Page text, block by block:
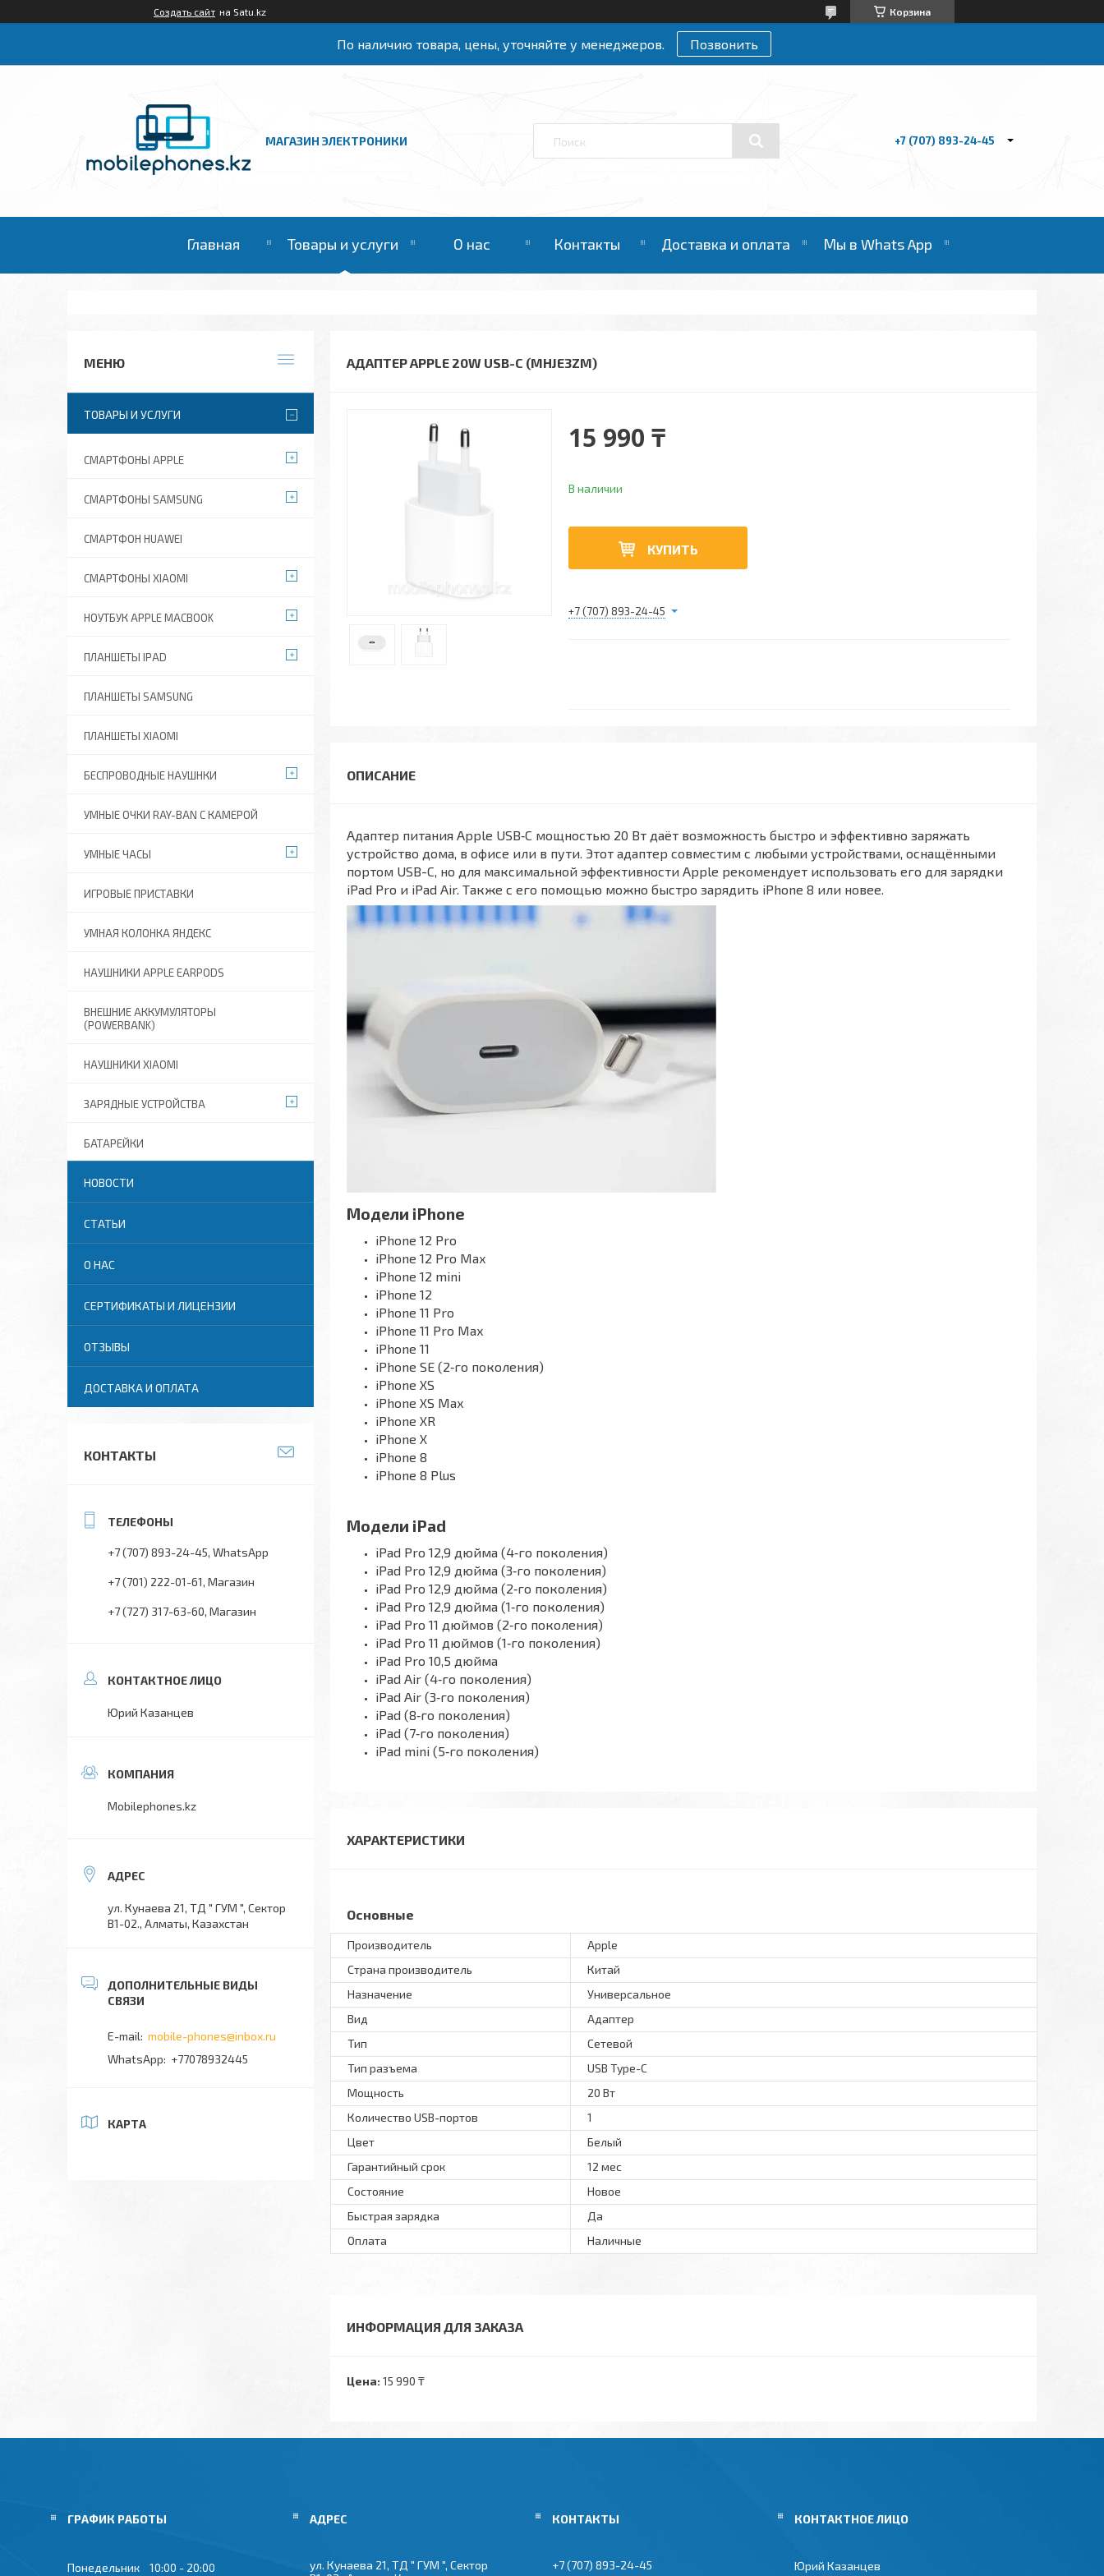
Создать сайт на Satu.kz Корзина
По наличию товара, цены, уточняйте у менеджеров. Позвонить
МАГАЗИН ЭЛЕКТРОНИКИ +7 (707) 893-24-45
Главная Товары и услуги О нас Контакты Доставка и оплата Мы в Whats App
АДАПТЕР APPLE 20W USB-C (MHJE3ZM)
15 990 ₸
В наличии
КУПИТЬ
+7 (707) 893-24-45
Адаптер питания Apple USB‑C мощностью 20 Вт даёт возможность быстро и эффективно заряжать
устройство дома, в офисе или в пути. Этот адаптер совместим с любыми устройствами, оснащёнными
портом USB-C, но для максимальной эффективности Apple рекомендует использовать его для зарядки
iPad Pro и iPad Air. Также с его помощью можно быстро зарядить iPhone 8 или новее.
Модели iPhone
iPhone 12 Pro
iPhone 12 Pro Max
iPhone 12 mini
iPhone 12
iPhone 11 Pro
iPhone 11 Pro Max
iPhone 11
iPhone SE (2‑го поколения)
iPhone XS
iPhone XS Max
iPhone XR
iPhone X
iPhone 8
iPhone 8 Plus
Модели iPad
iPad Pro 12,9 дюйма (4‑го поколения)
iPad Pro 12,9 дюйма (3‑го поколения)
iPad Pro 12,9 дюйма (2‑го поколения)
iPad Pro 12,9 дюйма (1‑го поколения)
iPad Pro 11 дюймов (2‑го поколения)
iPad Pro 11 дюймов (1‑го поколения)
iPad Pro 10,5 дюйма
iPad Air (4‑го поколения)
iPad Air (3‑го поколения)
iPad (8‑го поколения)
iPad (7‑го поколения)
iPad mini (5‑го поколения)
ХАРАКТЕРИСТИКИ
Основные
Производитель
Apple
Страна производитель
Китай
Назначение
Универсальное
Вид
Адаптер
Тип
Сетевой
Тип разъема
USB Type-C
Мощность
20 Вт
Количество USB-портов
1
Цвет
Белый
Гарантийный срок
12 мес
Состояние
Новое
Быстрая зарядка
Да
Оплата
Наличные
ИНФОРМАЦИЯ ДЛЯ ЗАКАЗА
Цена: 15 990 ₸
ТОВАРЫ И УСЛУГИ
СМАРТФОНЫ APPLE
СМАРТФОНЫ SAMSUNG
СМАРТФОН HUAWEI
СМАРТФОНЫ XIAOMI
НОУТБУК APPLE MACBOOK
ПЛАНШЕТЫ IPAD
ПЛАНШЕТЫ SAMSUNG
ПЛАНШЕТЫ XIAOMI
БЕСПРОВОДНЫЕ НАУШНКИ
УМНЫЕ ОЧКИ RAY-BAN C КАМЕРОЙ
УМНЫЕ ЧАСЫ
ИГРОВЫЕ ПРИСТАВКИ
УМНАЯ КОЛОНКА ЯНДЕКС
НАУШНИКИ APPLE EARPODS
ВНЕШНИЕ АККУМУЛЯТОРЫ
(POWERBANK)
НАУШНИКИ XIAOMI
ЗАРЯДНЫЕ УСТРОЙСТВА
БАТАРЕЙКИ
НОВОСТИ
СТАТЬИ
О НАС
СЕРТИФИКАТЫ И ЛИЦЕНЗИИ
ОТЗЫВЫ
ДОСТАВКА И ОПЛАТА
КОНТАКТЫ
+7 (707) 893-24-45 WhatsApp
+7 (701) 222-01-61 Магазин
+7 (727) 317-63-60 Магазин
Юрий Казанцев
Mobilephones.kz
ул. Кунаева 21, ТД " ГУМ ", Сектор
В1-02., Алматы, Казахстан
mobile-phones@inbox.ru
+77078932445
КАРТА
ГРАФИК РАБОТЫ
Понедельник 10:00 20:00
ул. Кунаева 21, ТД " ГУМ ", Сектор
+7 (707) 893-24-45
Юрий Казанцев